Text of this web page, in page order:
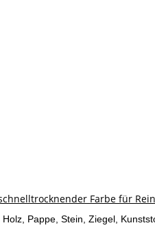
Farbe für
Pappe, Stein, Ziegel,